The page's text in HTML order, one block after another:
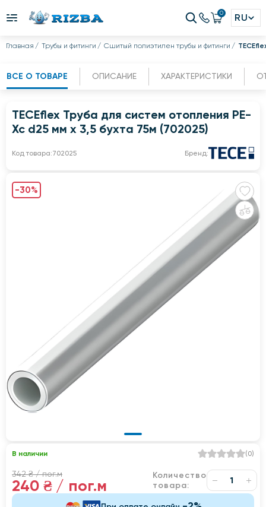
0 RU
Главная Трубы и фитинги Сшитый полиэтилен трубы и фитинги
ВСЕ О ТОВАРЕ ОПИСАНИЕ ХАРАКТЕРИСТИКИ
TECEflex Труба для систем отопления PE-
Xc d25 мм х 3,5 бухта 75м (702025)
Код товара:702025 Бренд:
-30%
В наличии (0)
342 ₴/ пог.м
240 ₴/ пог.м
Количество
товара: